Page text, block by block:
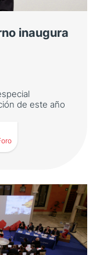
inaugura
de este año